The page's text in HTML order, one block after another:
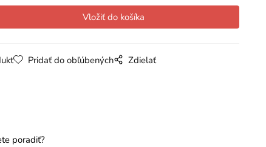
Pridať do obľúbených Zdielať
poradiť?